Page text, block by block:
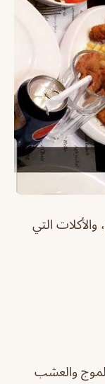
، والأكلات التي